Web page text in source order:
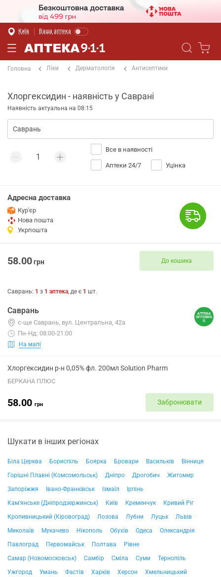
Київ Ваша аптека
Головна Ліки Дерматологія Антисептики
Хлоргексидин - наявність у Саврані
Наявність актуальна на 08:15
Все в наявності
Аптеки 24/7 Уцінка
Адресна доставка
Кур'єр
Нова пошта
Укрпошта
58.00грн До кошика
Саврань: 1 з 1 аптека, де є 1 шт.
Саврань
с-ще Саврань, вул. Центральна, 42а
Пн-Нд: 08:00-21:00
На мапі
Хлоргексидин р-н 0,05% фл. 200мл Solution Pharm
БЕРКАНА ПЛЮС
58.00 грн Забронювати
Шукати в інших регіонах
Біла Церква Бориспіль Боярка Бровари Васильків
Вінниця
Горішні Плавні (Комсомольськ)
Дніпро Дрогобич
Житомир
Запоріжжя
Івано-Франківськ Ізмаїл
Ірпінь
Кам'янське (Дніпродзержинськ)
Київ Кременчук
Кривий Ріг
Кропивницький (Кіровоград)
Лозова Лубни Луцьк
Львів
Миколаїв
Мукачево Нікополь Обухів Одеса
Олександрія
Павлоград
Первомайськ Полтава
Рівне
Самар (Новомосковськ)
Самбір Сміла Суми
Тернопіль
Ужгород
Умань Фастів Харків Херсон
Хмельницький